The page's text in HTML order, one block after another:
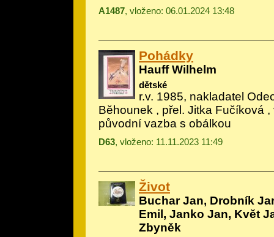
A1487, vloženo: 06.01.2024 13:48
Pohádky
Hauff Wilhelm
dětské
r.v. 1985, nakladatel
Běhounek , přel. Jitka Fučíková
původní vazba s obálkou
D63, vloženo: 11.11.2023 11:49
Život
Buchar Jan, Drobník
Emil, Janko Jan, Květ
Zbyněk